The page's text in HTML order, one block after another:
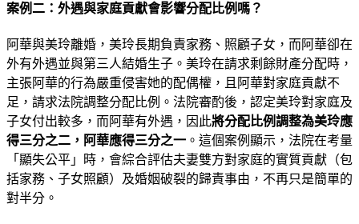
案例二：外遇與家庭貢獻會影響分配比例嗎？
阿華與美玲離婚，美玲長期負責家務、照顧子女，而阿華卻在
外有外遇並與第三人結婚生子。美玲在請求剩餘財產分配時，
主張阿華的行為嚴重侵害她的配偶權，且阿華對家庭貢獻不
足，請求法院調整分配比例。法院審酌後，認定美玲對家庭及
子女付出較多，而阿華有外遇，因此將分配比例調整為美玲應
得三分之二，阿華應得三分之一 。這個案例顯示，法院在考量
「顯失公平」時，會綜合評估夫妻雙方對家庭的實質貢獻（包
括家務、子女照顧）及婚姻破裂的歸責事由，不再只是簡單的
對半分。